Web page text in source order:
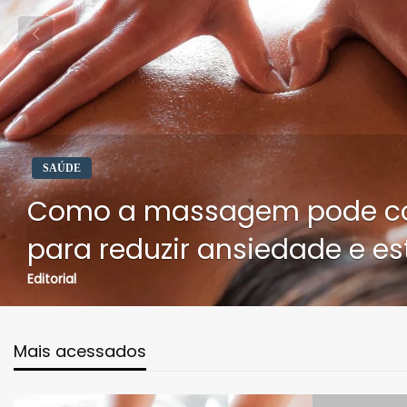
SAÚDE
Como a massagem pode
para reduzir ansiedade e
Editorial
Mais acessados